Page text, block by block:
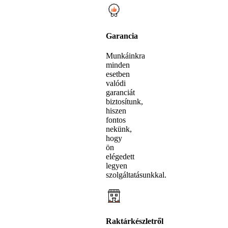
Garancia
Munkáinkra
minden
esetben
valódi
garanciát
biztosítunk,
hiszen
fontos
nekünk,
hogy
ön
elégedett
legyen
szolgáltatásunkkal.
Raktárkészletről